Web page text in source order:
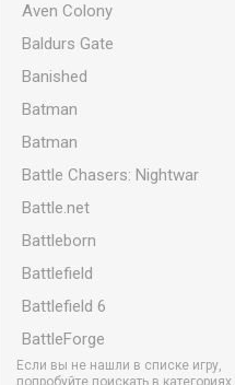
Aven Colony
Baldurs Gate
Banished
Batman
Batman
Battle Chasers: Nightwar
Battle.net
Battleborn
Battlefield
Battlefield 6
BattleForge
Battlerite
Если вы не нашли в списке игру,
попробуйте поискать в категориях.